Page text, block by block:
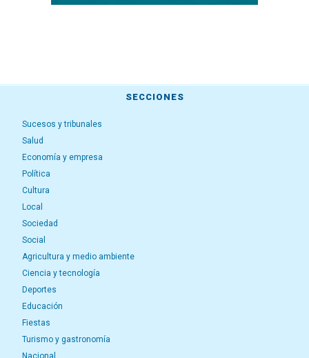
SECCIONES
Sucesos y tribunales
Salud
Economía y empresa
Política
Cultura
Local
Sociedad
Social
Agricultura y medio ambiente
Ciencia y tecnología
Deportes
Educación
Fiestas
Turismo y gastronomía